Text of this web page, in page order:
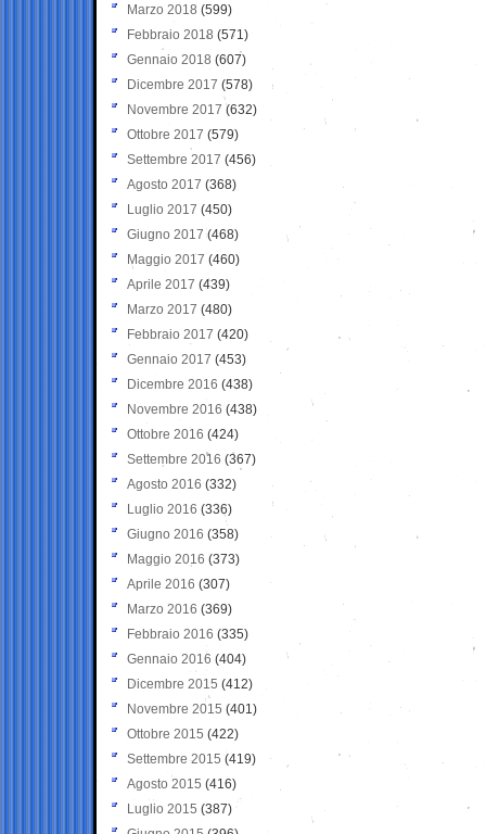
Marzo 2018 (599)
Febbraio 2018 (571)
Gennaio 2018 (607)
Dicembre 2017 (578)
Novembre 2017 (632)
Ottobre 2017 (579)
Settembre 2017 (456)
Agosto 2017 (368)
Luglio 2017 (450)
Giugno 2017 (468)
Maggio 2017 (460)
Aprile 2017 (439)
Marzo 2017 (480)
Febbraio 2017 (420)
Gennaio 2017 (453)
Dicembre 2016 (438)
Novembre 2016 (438)
Ottobre 2016 (424)
Settembre 2016 (367)
Agosto 2016 (332)
Luglio 2016 (336)
Giugno 2016 (358)
Maggio 2016 (373)
Aprile 2016 (307)
Marzo 2016 (369)
Febbraio 2016 (335)
Gennaio 2016 (404)
Dicembre 2015 (412)
Novembre 2015 (401)
Ottobre 2015 (422)
Settembre 2015 (419)
Agosto 2015 (416)
Luglio 2015 (387)